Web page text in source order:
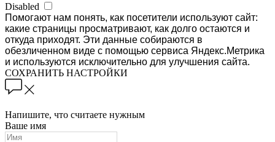
Disabled
Помогают нам понять, как посетители используют сайт:
какие страницы просматривают, как долго остаются и
откуда приходят. Эти данные собираются в
обезличенном виде с помощью сервиса Яндекс.Метрика
и используются исключительно для улучшения сайта.
СОХРАНИТЬ НАСТРОЙКИ
Напишите, что считаете нужным
Ваше имя